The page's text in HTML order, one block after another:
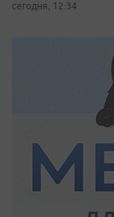
сегодня, 12:34